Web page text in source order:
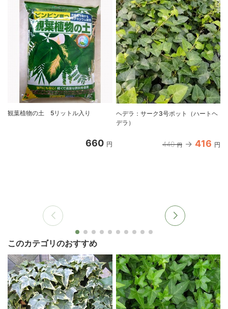
観葉植物の土 5リットル入り
660 円
ヘデラ：サーク3号ポット（ハートヘ
デラ）
440 円 416 円
このカテゴリのおすすめ